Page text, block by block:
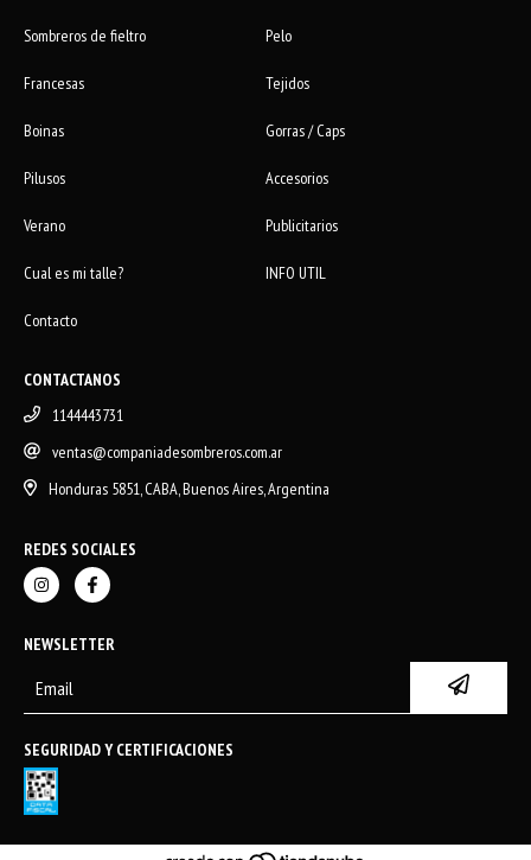
Sombreros de fieltro Pelo
Francesas Tejidos
Boinas Gorras / Caps
Pilusos Accesorios
Verano Publicitarios
Cual es mi talle? INFO UTIL
Contacto
CONTACTANOS
1144443731
ventas@companiadesombreros.com.ar
Honduras 5851, CABA, Buenos Aires, Argentina
REDES SOCIALES
NEWSLETTER
SEGURIDAD Y CERTIFICACIONES